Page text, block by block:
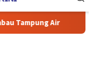
Pemkab